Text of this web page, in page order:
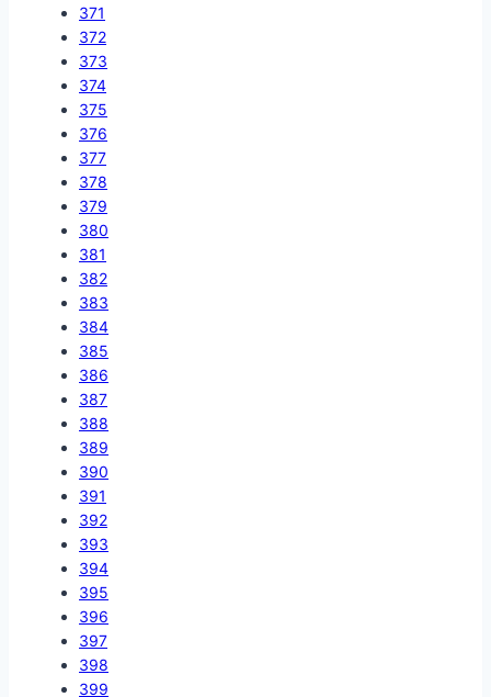
371
372
373
374
375
376
377
378
379
380
381
382
383
384
385
386
387
388
389
390
391
392
393
394
395
396
397
398
399